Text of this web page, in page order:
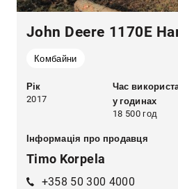
John Deere 1170E
Комбайни
Рік
2017
Час
у годинах
18 500 год
Інформація про продавця
Timo Korpela
+358 50 300 4000